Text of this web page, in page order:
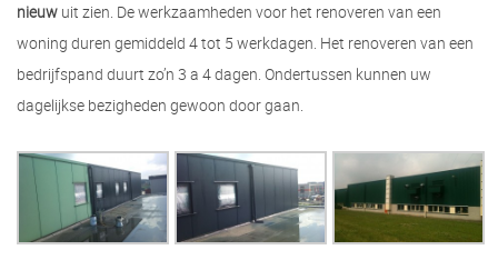
nieuw uit zien. De werkzaamheden voor het renoveren van een
woning duren gemiddeld 4 tot 5 werkdagen. Het renoveren van een
bedrijfspand duurt zo’n 3 a 4 dagen. Ondertussen kunnen uw
dagelijkse bezigheden gewoon door gaan.